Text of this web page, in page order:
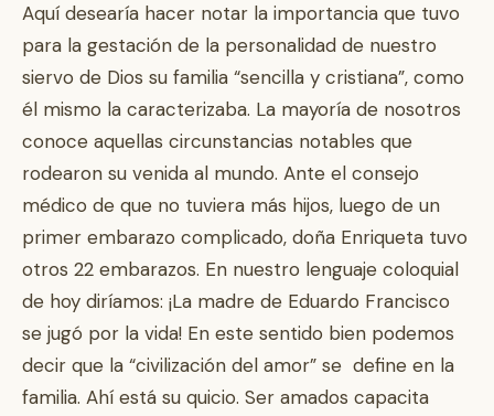
Aquí desearía hacer notar la importancia que tuvo
para la gestación de la personalidad de nuestro
siervo de Dios su familia “sencilla y cristiana”, como
él mismo la caracterizaba. La mayoría de nosotros
conoce aquellas circunstancias notables que
rodearon su venida al mundo. Ante el consejo
médico de que no tuviera más hijos, luego de un
primer embarazo complicado, doña Enriqueta tuvo
otros 22 embarazos. En nuestro lenguaje coloquial
de hoy diríamos: ¡La madre de Eduardo Francisco
se jugó por la vida! En este sentido bien podemos
decir que la “civilización del amor” se define en la
familia. Ahí está su quicio. Ser amados capacita